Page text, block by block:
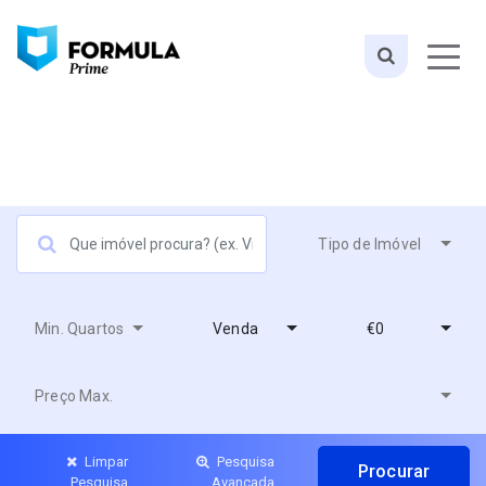
Tipo de Imóvel
Min. Quartos Venda €0
Preço Max.
Limpar
Pesquisa
Pesquisa
Avançada